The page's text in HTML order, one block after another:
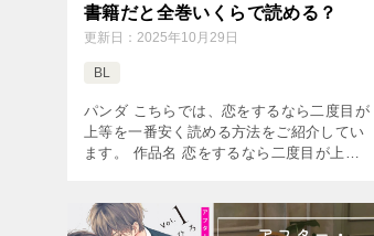
書籍だと全巻いくらで読める？
更新日： 2025年10月29日
BL
パンダ こちらでは、恋をするなら二度目が
上等を一番安く読める方法をご紹介してい
ます。 作品名 恋をするなら二度目が上等
[…]